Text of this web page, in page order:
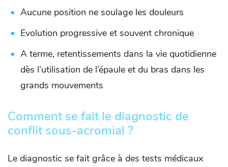
Aucune position ne soulage les douleurs
Evolution progressive et souvent chronique
A terme, retentissements dans la vie quotidienne
dès l’utilisation de l’épaule et du bras dans les
grands mouvements
Comment se fait le diagnostic de
conflit sous-acromial ?
Le diagnostic se fait grâce à des tests médicaux